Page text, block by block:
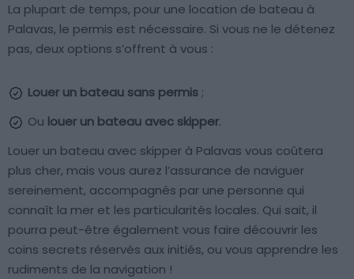
La plupart de temps, pour une location de bateau à
Palavas, le permis est nécessaire. Si vous ne le détenez
pas, deux options s’offrent à vous :
Louer un bateau sans permis;
Ou louer un bateau avec skipper.
Louer un bateau avec skipper à Palavas vous coûtera
plus cher, mais vous aurez l’assurance de naviguer
sereinement, accompagnés par une personne qui
connaît la mer et les particularités locales. Qui sait, il
pourra peut-être également vous faire découvrir les
coins secrets réservés aux initiés, ou vous apprendre les
rudiments de la navigation !